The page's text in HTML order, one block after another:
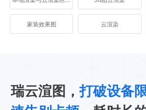
家装效果图 云渲染
瑞云渲图，打破设备